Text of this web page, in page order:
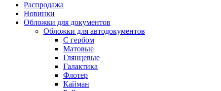
Распродажа
Новинки
Обложки для документов
Обложки для автодокументов
С гербом
Матовые
Глянцевые
Галактика
Флотер
Кайман